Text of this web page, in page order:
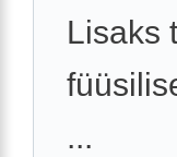
Lisaks
...